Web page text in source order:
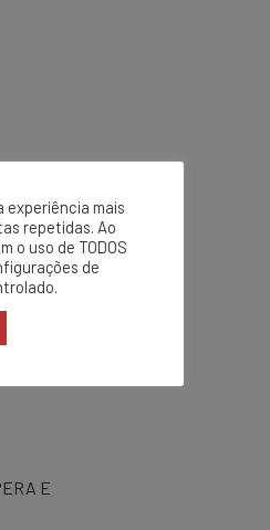
E
experiência mais
repetidas. Ao
o uso de TODOS
de